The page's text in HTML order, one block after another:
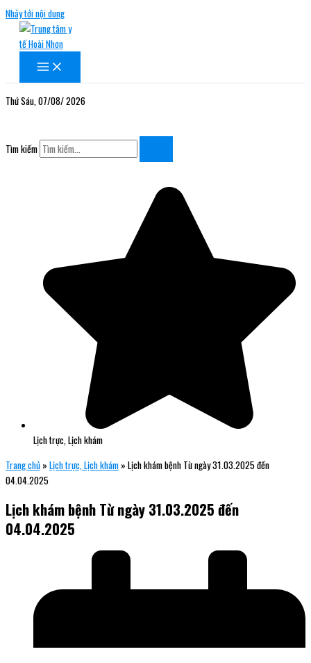
Nhảy tới nội dung
Thứ Sáu, 07/08/ 2026
Tìm kiếm
Lịch trực, Lịch khám
Trang chủ » Lịch trực, Lịch khám » Lịch khám bệnh Từ ngày 31.03.2025 đến
04.04.2025
Lịch khám bệnh Từ ngày 31.03.2025 đến
04.04.2025